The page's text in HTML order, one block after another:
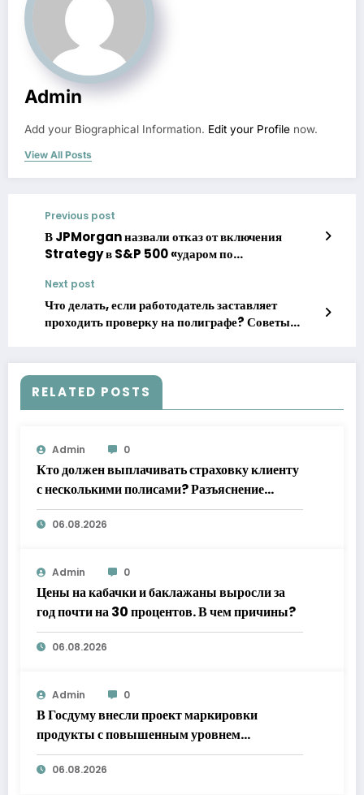
Admin
Add your Biographical Information. Edit your Profile now.
View All Posts
Previous post
В JPMorgan назвали отказ от включения
Strategy в S&P 500 «ударом по
Next post
Что делать, если работодатель заставляет
проходить проверку на полиграфе? Советы
RELATED POSTS
Admin 0
Кто должен выплачивать страховку клиенту
с несколькими полисами? Разъяснение
Верховного суда
06.08.2026
Admin 0
Цены на кабачки и баклажаны выросли за
год почти на 30 процентов. В чем причины?
06.08.2026
Admin 0
В Госдуму внесли проект маркировки
продукты с повышенным уровнем
добавленного сахара
06.08.2026